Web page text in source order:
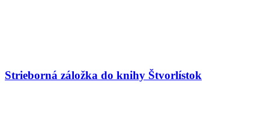
Strieborná záložka do knihy Štvorlístok